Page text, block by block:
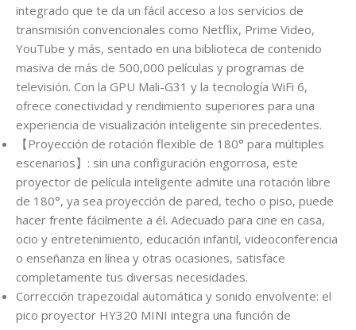
integrado que te da un fácil acceso a los servicios de
transmisión convencionales como Netflix, Prime Video,
YouTube y más, sentado en una biblioteca de contenido
masiva de más de 500,000 películas y programas de
televisión. Con la GPU Mali-G31 y la tecnología WiFi 6,
ofrece conectividad y rendimiento superiores para una
experiencia de visualización inteligente sin precedentes.
【Proyección de rotación flexible de 180° para múltiples
escenarios】: sin una configuración engorrosa, este
proyector de película inteligente admite una rotación libre
de 180°, ya sea proyección de pared, techo o piso, puede
hacer frente fácilmente a él. Adecuado para cine en casa,
ocio y entretenimiento, educación infantil, videoconferencia
o enseñanza en línea y otras ocasiones, satisface
completamente tus diversas necesidades.
Corrección trapezoidal automática y sonido envolvente: el
pico proyector HY320 MINI integra una función de